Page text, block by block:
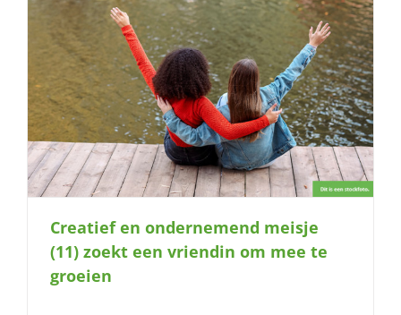
Creatief en ondernemend meisje
(11) zoekt een vriendin om mee te
groeien